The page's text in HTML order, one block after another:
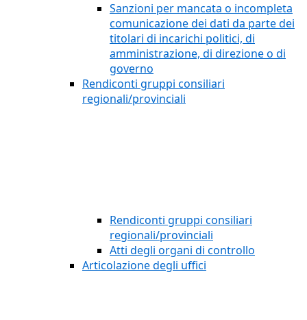
Sanzioni per mancata o incompleta
comunicazione dei dati da parte dei
titolari di incarichi politici, di
amministrazione, di direzione o di
governo
Rendiconti gruppi consiliari
regionali/provinciali
Rendiconti gruppi consiliari
regionali/provinciali
Atti degli organi di controllo
Articolazione degli uffici